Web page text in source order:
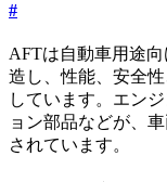
#
AFTは自動車用途
造し、性能、安全
しています。エン
ョン部品などが、
されています。